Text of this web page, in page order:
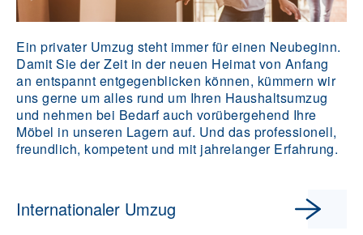
Ein privater Umzug steht immer für einen Neubeginn.
Damit Sie der Zeit in der neuen Heimat von Anfang
an entspannt entgegenblicken können, kümmern wir
uns gerne um alles rund um Ihren Haushaltsumzug
und nehmen bei Bedarf auch vorübergehend Ihre
Möbel in unseren Lagern auf. Und das professionell,
freundlich, kompetent und mit jahrelanger Erfahrung.
Internationaler Umzug